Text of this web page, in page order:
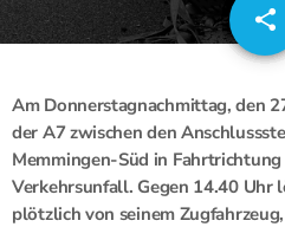
share
email
Am Donnerstagnachmittag, den
der A7 zwischen den
Memmingen-Süd in
Verkehrsunfall. Gegen 14.40 Uhr
plötzlich von seinem